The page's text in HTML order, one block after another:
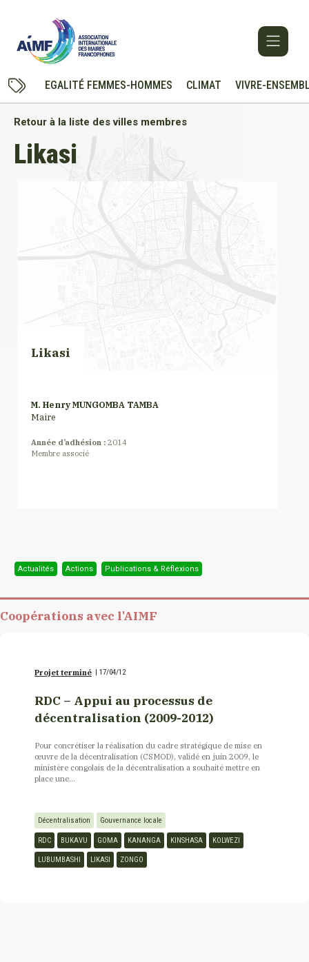
EGALITÉ FEMMES-HOMMES CLIMAT VIVRE-
Retour à la liste des villes membres
Likasi
Likasi
M. Henry MUNGOMBA TAMBA
Maire
Année d’adhésion : 2014
Membre associé
Actualités Actions Publications & Réflexions
Coopérations avec l'AIMF
Projet terminé 17/04/12
RDC – Appui au processus de
décentralisation (2009-2012)
Pour concrétiser la réalisation du cadre stratégique de mise en
œuvre de la décentralisation (CSMOD), validé en juin 2009, le
ministère congolais de la décentralisation a souhaité mettre en
place une...
Décentralisation Gouvernance locale
RDC BUKAVU GOMA KANANGA KINSHASA KOLWEZI
LUBUMBASHI LIKASI ZONGO